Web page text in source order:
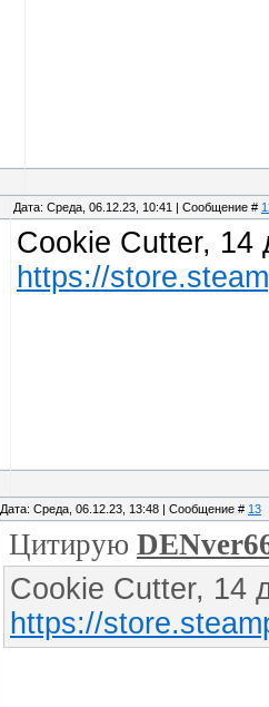
Дата: Среда, 06.12.23, 10:41 | Сообщение #
Cookie Cutter, 14
https://
Дата: Среда, 06.12.23, 13:48 | Сообщение # 13
Цитирую
Cookie Cutter, 14
https://